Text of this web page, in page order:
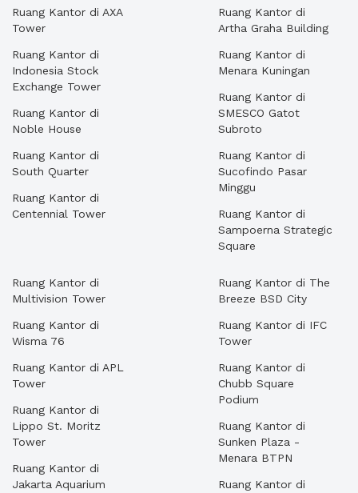
Ruang Kantor di AXA
Tower
Ruang Kantor di
Indonesia Stock
Exchange Tower
Ruang Kantor di
Noble House
Ruang Kantor di
South Quarter
Ruang Kantor di
Centennial Tower
Ruang Kantor di
Artha Graha Building
Ruang Kantor di
Menara Kuningan
Ruang Kantor di
SMESCO Gatot
Subroto
Ruang Kantor di
Sucofindo Pasar
Minggu
Ruang Kantor di
Sampoerna Strategic
Square
Ruang Kantor di
Multivision Tower
Ruang Kantor di
Wisma 76
Ruang Kantor di APL
Tower
Ruang Kantor di
Lippo St. Moritz
Tower
Ruang Kantor di
Jakarta Aquarium
Ruang Kantor di The
Breeze BSD City
Ruang Kantor di IFC
Tower
Ruang Kantor di
Chubb Square
Podium
Ruang Kantor di
Sunken Plaza -
Menara BTPN
Ruang Kantor di